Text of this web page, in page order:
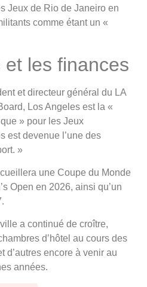
Jeux de Rio de Janeiro en
comme étant un «
les finances
et directeur général du LA
Los Angeles est la «
» pour les Jeux
est devenue l’une des
»
une Coupe du Monde
Open en 2026, ainsi qu’un
a continué de croître,
d’hôtel au cours des
d’autres encore à venir au
années.